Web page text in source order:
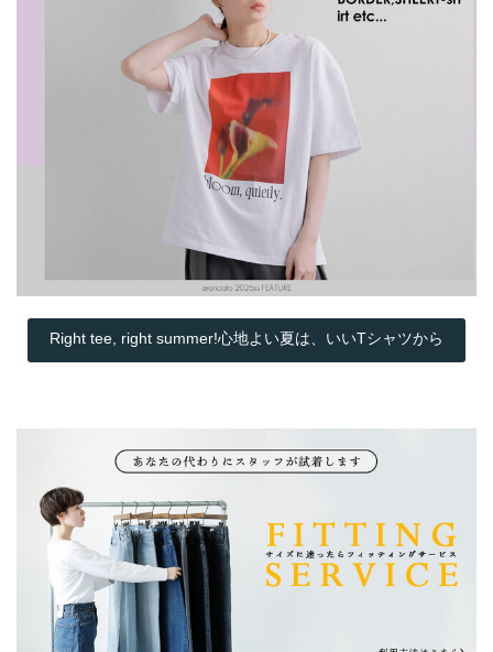
Right tee, right summer!心地よい夏は、いいTシャツから